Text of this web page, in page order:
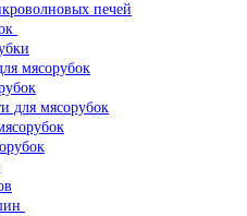
печей
мясорубок
для мясорубок